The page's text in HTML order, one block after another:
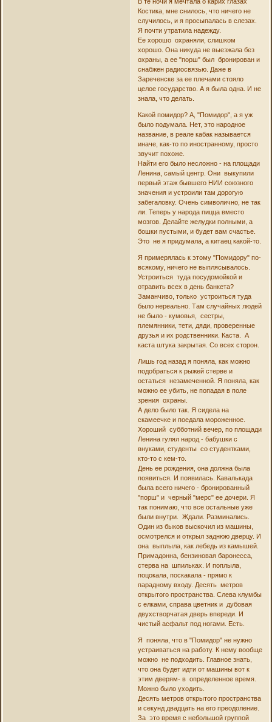
Костика, мне снилось, что ничего не
случилось, и я просыпалась в слезах.
Я почти утратила надежду.
Ее хорошо охраняли, слишком
хорошо. Она никуда не выезжала без
охраны, а ее "порш" был бронирован и
снабжен радиосвязью. Даже в
Зареченске за ее плечами стояло
целое государство. А я была одна. И не
знала, что делать.
Какой помидор? А, "Помидор", а я уж
было подумала. Нет, это народное
название, в реале кабак называется
иначе, как-то по иностранному, просто
звучит похоже.
Найти его было несложно - на площади
Ленина, самый центр. Они выкупили
первый этаж бывшего НИИ союзного
значения и устроили там дорогую
забегаловку. Очень символично, не так
ли. Теперь у народа пицца вместо
мозгов. Делайте желудки полными, а
бошки пустыми, и будет вам счастье.
Это не я придумала, а китаец какой-то.
Я примерялась к этому "Помидору" по-
всякому, ничего не выплясывалось.
Устроиться туда посудомойкой и
отравить всех в день банкета?
Заманчиво, только устроиться туда
было нереально. Там случайных людей
не было - кумовья, сестры,
племянники, тети, дяди, проверенные
друзья и их родственники. Каста. А
каста штука закрытая. Со всех сторон.
Лишь год назад я поняла, как можно
подобраться к рыжей стерве и
остаться незамеченной. Я поняла, как
можно ее убить, не попадая в поле
зрения охраны.
А дело было так. Я сидела на
скамеечке и поедала мороженное.
Хороший субботний вечер, по площади
Ленина гулял народ - бабушки с
внуками, студенты со студентками,
кто-то с кем-то.
День ее рождения, она должна была
появиться. И появилась. Кавалькада
была всего ничего - бронированный
"порш" и черный "мерс" ее дочери. Я
так понимаю, что все остальные уже
были внутри. Ждали. Разминались.
Один из быков выскочил из машины,
осмотрелся и открыл заднюю дверцу. И
она выплыла, как лебедь из камышей.
Примадонна, бензиновая баронесса,
стерва на шпильках. И поплыла,
поцокала, поскакала - прямо к
парадному входу. Десять метров
открытого пространства. Слева клумбы
с елками, справа цветник и дубовая
двухстворчатая дверь впереди. И
чистый асфальт под ногами. Есть.
Я поняла, что в "Помидор" не нужно
устраиваться на работу. К нему вообще
можно не подходить. Главное знать,
что она будет идти от машины вот к
этим дверям- в определенное время.
Можно было уходить.
Десять метров открытого пространства
и секунд двадцать на его преодоление.
За это время с небольшой группой